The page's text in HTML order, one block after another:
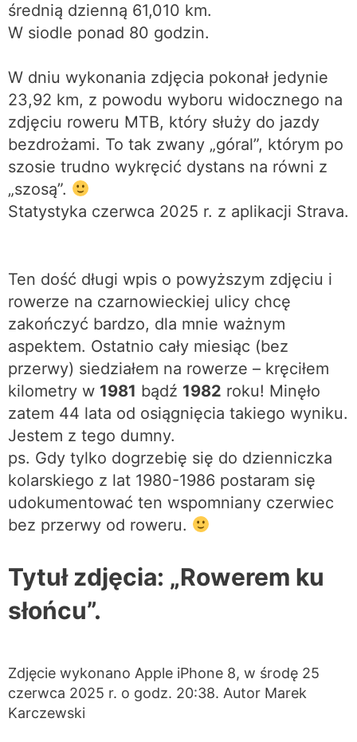
średnią dzienną 61,010 km.
W siodle ponad 80 godzin.
W dniu wykonania zdjęcia pokonał jedynie
23,92 km, z powodu wyboru widocznego na
zdjęciu roweru MTB, który służy do jazdy
bezdrożami. To tak zwany „góral”, którym po
szosie trudno wykręcić dystans na równi z
„szosą”.
Statystyka czerwca 2025 r. z aplikacji Strava.
Ten dość długi wpis o powyższym zdjęciu i
rowerze na czarnowieckiej ulicy chcę
zakończyć bardzo, dla mnie ważnym
aspektem. Ostatnio cały miesiąc (bez
przerwy) siedziałem na rowerze – kręciłem
kilometry w 1981 bądź 1982 roku! Minęło
zatem 44 lata od osiągnięcia takiego wyniku.
Jestem z tego dumny.
ps. Gdy tylko dogrzebię się do dzienniczka
kolarskiego z lat 1980-1986 postaram się
udokumentować ten wspomniany czerwiec
bez przerwy od roweru.
Tytuł zdjęcia: „Rowerem ku
słońcu”.
Zdjęcie wykonano Apple iPhone 8, w środę 25
czerwca 2025 r. o godz. 20:38. Autor Marek
Karczewski